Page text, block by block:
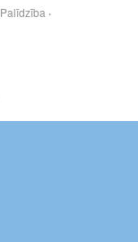
Palīdzība